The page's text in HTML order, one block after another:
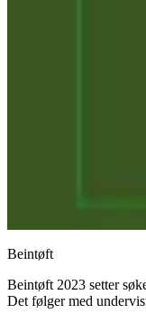
Beintøft
Beintøft 2023 setter
Det følger med